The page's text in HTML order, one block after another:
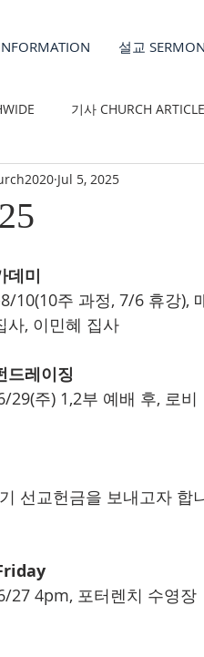
설교
기사 CHURCH
CHILDREN'S MINISTRY
Jul 5, 2025
데미
8/10(10주 과정, 7/6 휴강),
사, 이민혜 집사
드레이징
29(주) 1,2부 예배 후, 로비
선교헌금을 보내고자 합
27 4pm, 포터렌치 수영장